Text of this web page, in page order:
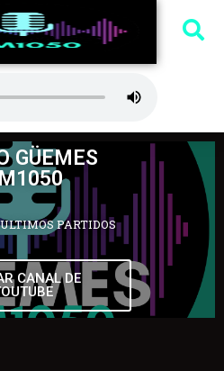
GÜEMES
PARTIDOS
CANAL DE